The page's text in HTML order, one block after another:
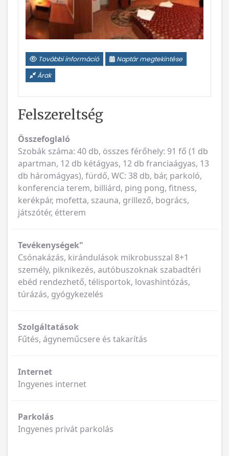
További információ
Naptár megtekintése
Árak
Felszereltség
Összefoglaló
Szobák száma: 40 db, összes férőhely: 91 fő (1 db
apartman, 12 db kétágyas, 12 db franciaágyas, 13
db háromágyas), fürdő, WC: 38 db, bár, parkoló,
konferencia terem, billiárd, ping pong, fitness,
kerékpár, mofetta, szauna, grillező, bogrács,
játszótér, étterem
Tevékenységek"
Csónakázás, kirándulások mikrobusszal 8+1
személy, piknikezés, autóbuszoknak szabadtéri
ebéd rendezhető, télisportok, lovashintózás,
túrázás, gyógykezelés
Szolgáltatások
Fűtés, ágyneműcsere és takarítás
Internet
Ingyenes internet
Parkolás
Ingyenes privát parkolás